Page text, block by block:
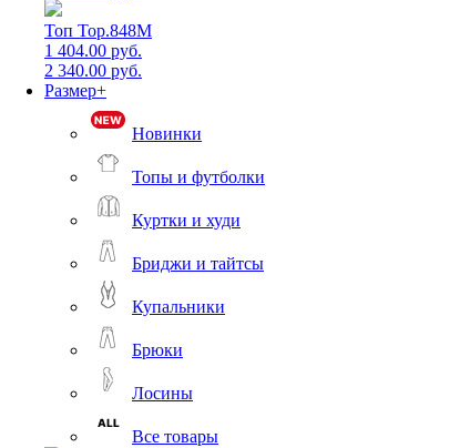
Топ Top.848M
1 404.00 руб.
2 340.00 руб.
Размер+
Новинки
Топы и футболки
Куртки и худи
Бриджи и тайтсы
Купальники
Брюки
Лосины
Все товары